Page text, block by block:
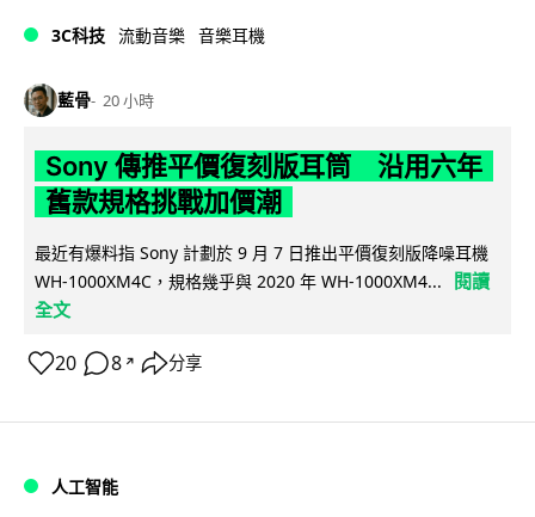
3C科技 流動音樂 音樂耳機
藍骨 20 小時
Sony 傳推平價復刻版耳筒 沿用六年
舊款規格挑戰加價潮
最近有爆料指 Sony 計劃於 9 月 7 日推出平價復刻版降噪耳機
WH-1000XM4C，規格幾乎與 2020 年 WH-1000XM4...
閱讀
全文
20 8 ↗ 分享
人工智能